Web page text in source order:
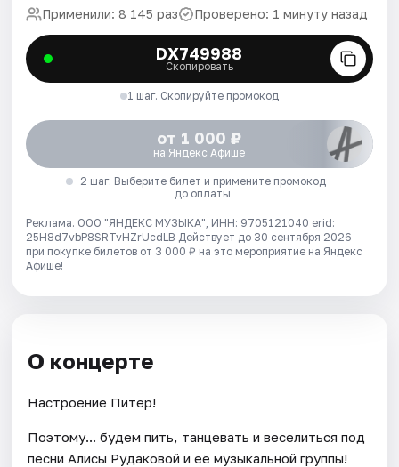
Применили: 8 145 раз Проверено: 1 минуту назад
DX749988
Скопировать
1 шаг. Скопируйте промокод
от 1 000 ₽
на Яндекс Афише
2 шаг. Выберите билет и примените промокод
до оплаты
Реклама. ООО "ЯНДЕКС МУЗЫКА", ИНН: 9705121040 erid:
25H8d7vbP8SRTvHZrUcdLB Действует до 30 сентября 2026
при покупке билетов от 3 000 ₽ на это мероприятие на Яндекс
Афише!
О концерте
Настроение Питер!
Поэтому... будем пить, танцевать и веселиться под
песни Алисы Рудаковой и её музыкальной группы!